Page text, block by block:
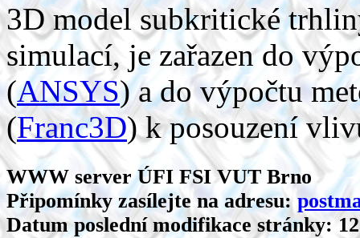
3D model subkritické
simulací, je zařazen do
(ANSYS) a do výpočtu
(Franc3D) k posouzení
WWW server ÚFI FSI VUT Brno
Připomínky zasílejte na adresu:
Datum poslední modifikace stránky: